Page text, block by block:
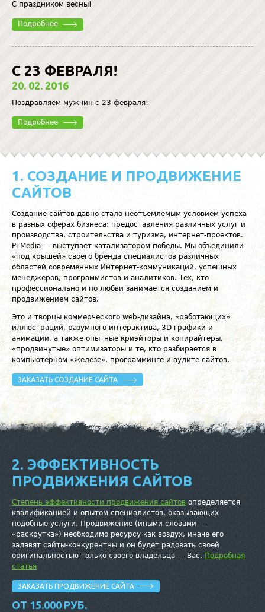
С праздником весны!
Подробнее
С 23 ФЕВРАЛЯ!
20. 02. 2016
Поздравляем мужчин с 23 февраля!
Подробнее
1. СОЗДАНИЕ И ПРОДВИЖЕНИЕ
САЙТОВ
Создание сайтов давно стало неотъемлемым условием успеха
в разных сферах бизнеса: предоставления различных услуг и
производства, строительства и туризма, интернет-проектов.
Pi-Media — выступает катализатором победы. Мы объединили
«под крышей» своего бренда специалистов различных
областей современных Интернет-коммуникаций, успешных
менеджеров, программистов и аналитиков. Тех, кто
профессионально и по любви занимается созданием и
продвижением сайтов.
Это и творцы коммерческого web-дизайна, «работающих»
иллюстраций, разумного интерактива, 3D-графики и
анимации, а также опытные криэйторы и копирайтеры,
«продвинутые» оптимизаторы и те, кто разбирается в
компьютерном «железе», программинге и аудите сайтов.
ЗАКАЗАТЬ СОЗДАНИЕ САЙТА
2. ЭФФЕКТИВНОСТЬ
ПРОДВИЖЕНИЯ САЙТОВ
Степень эффективности продвижения сайтов определяется
квалификацией и опытом специалистов, оказывающих
подобные услуги. Продвижение (иными словами —
«раскрутка») необходимо ресурсу как воздух, иначе его
задавят сайты-конкурентны и он будет радовать своей
оригинальностью только своего владельца — Вас. Подробная
статья
ЗАКАЗАТЬ ПРОДВИЖЕНИЕ САЙТА
ОТ 15.000 РУБ.